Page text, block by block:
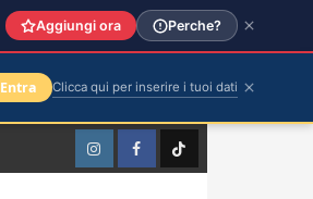
InstagramFacebookTikTok
Aggiungi ora Perche?
Entra Clicca qui per inserire i tuoi dati